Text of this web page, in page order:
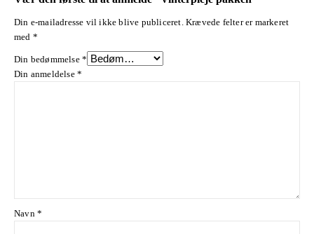
Din e-mailadresse vil ikke blive publiceret. Krævede felter er markeret
med *
Din bedømmelse *
Din anmeldelse *
Navn *